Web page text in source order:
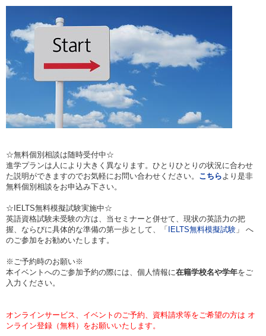
☆無料個別相談は随時受付中☆
進学プランは人により大きく異なります。ひとりひとりの状況に合わせ
た説明ができますのでお気軽にお問い合わせください。 こちらより是非
無料個別相談をお申込み下さい。
☆IELTS無料模擬試験実施中☆
英語資格試験未受験の方は、当セミナーと併せて、現状の英語力の把
握、ならびに具体的な準備の第一歩として、「
IELTS無料模擬試験 」 へ
のご参加をお勧めいたします。
※ご予約時のお願い※
本イベントへのご参加予約の際には、個人情報に在籍学校名や学年をご
入力ください。
オンラインサービス、イベントのご予約、資料請求等をご希望の方は オ
ンライン登録（無料）をお願いいたします。